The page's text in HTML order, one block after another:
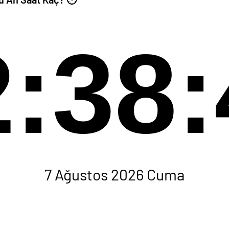
7 Ağustos 2026 Cuma